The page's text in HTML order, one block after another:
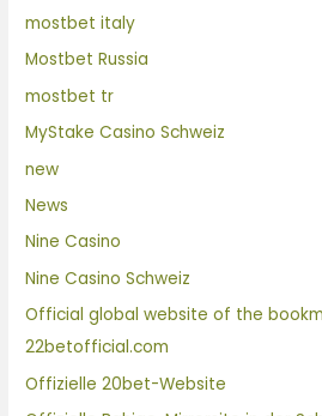
mostbet italy
Mostbet Russia
mostbet tr
MyStake Casino Schweiz
new
News
Nine Casino
Nine Casino Schweiz
Official global website of the
22betofficial.com
Offizielle 20bet-Website